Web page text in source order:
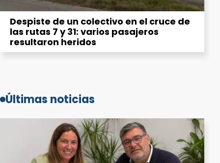
Despiste de un colectivo en el cruce de
las rutas 7 y 31: varios pasajeros
resultaron heridos
Últimas noticias